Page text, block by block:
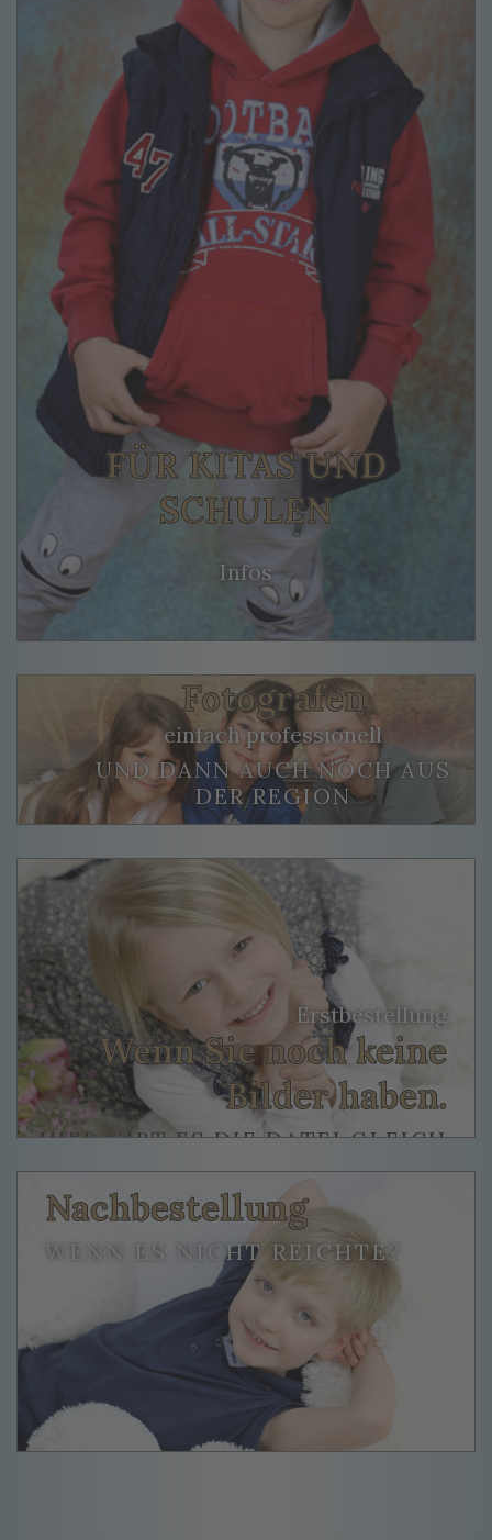
FÜR KITAS UND
SCHULEN
Infos
Fotografen
einfach professionell
UND DANN AUCH NOCH AUS
DER REGION
Erstbestellung
Wenn Sie noch keine
Bilder haben.
HIER GIBT ES DIE DATEI GLEICH
MIT DAZU.
Nachbestellung
WENN ES NICHT REICHTE?